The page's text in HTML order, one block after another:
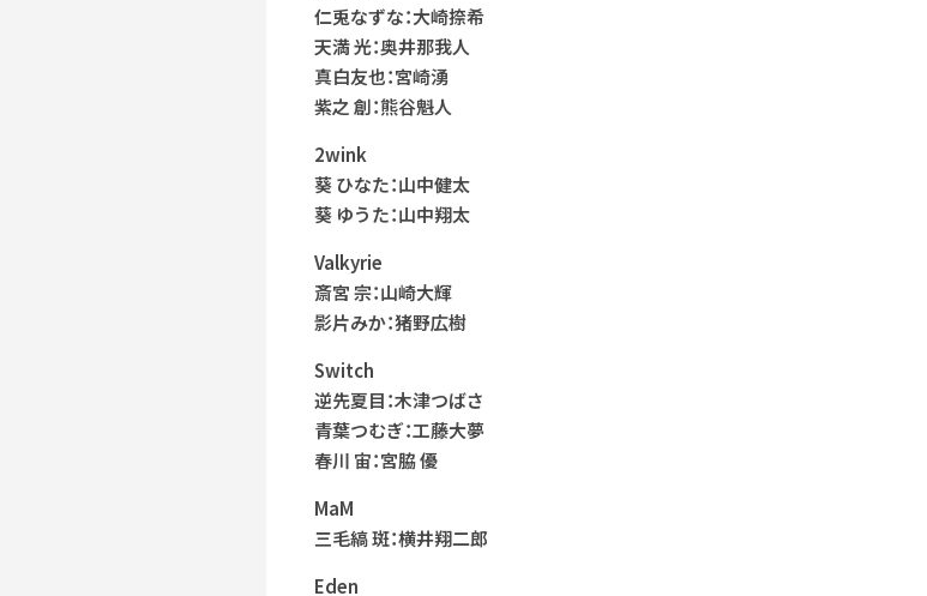
仁兎なずな：大崎捺希
天満 光：奥井那我人
真白友也：宮崎湧
紫之 創：熊谷魁人
2wink
葵 ひなた：山中健太
葵 ゆうた：山中翔太
Valkyrie
斎宮 宗：山崎大輝
影片みか：猪野広樹
Switch
逆先夏目：木津つばさ
青葉つむぎ：工藤大夢
春川 宙：宮脇 優
MaM
三毛縞 斑：横井翔二郎
Eden